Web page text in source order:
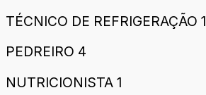
TÉCNICO DE REFRIGERAÇÃO 1
PEDREIRO 4
NUTRICIONISTA 1